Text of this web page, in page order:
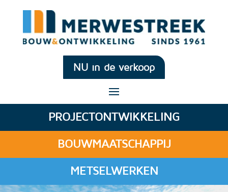
NU in de verkoop
PROJECTONTWIKKELING
BOUWMAATSCHAPPIJ
METSELWERKEN